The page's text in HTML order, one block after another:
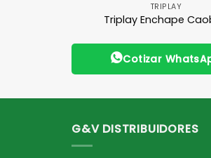
TRIPLAY
Triplay Enchape
Cotizar
G&V DISTRIBUIDORES